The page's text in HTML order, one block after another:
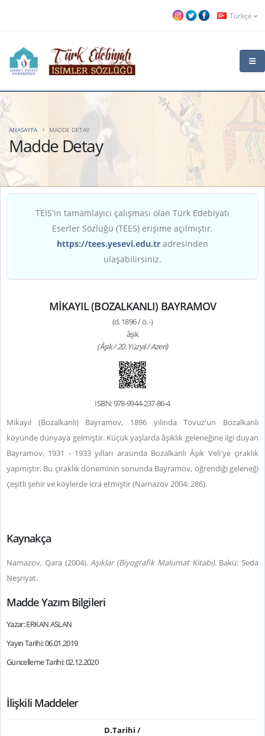
Türkçe
Madde Detay
ANASAYFA MADDE DETAY
TEİS'in tamamlayıcı çalışması olan Türk Edebiyatı
Eserler Sözlüğü (TEES) erişime açılmıştır.
https://tees.yesevi.edu.tr adresinden
ulaşabilirsiniz.
MİKAYIL (BOZALKANLI) BAYRAMOV
(d. 1896 / ö. -)
âşık
(Âşık / 20. Yüzyıl / Azeri)
ISBN: 978-9944-237-86-4
Mikayıl (Bozalkanlı) Bayramov, 1896 yılında Tovuz'un Bozalkanlı
köyünde dünyaya gelmiştir. Küçük yaşlarda âşıklık geleneğine ilgi duyan
Bayramov, 1931 - 1933 yılları arasında Bozalkanlı Âşık Veli'ye çıraklık
yapmıştır. Bu çıraklık döneminin sonunda Bayramov, öğrendiği geleneği
çeşitli şehir ve köylerde icra etmiştir (Namazov 2004: 286).
Kaynakça
Namazov, Qara (2004).Aşıklar (Biyografik Malumat Kitabı).Bakü: Seda
Neşriyat.
Madde Yazım Bilgileri
Yazar: ERKAN ASLAN
Yayın Tarihi: 06.01.2019
Güncelleme Tarihi: 02.12.2020
İlişkili Maddeler
D.Tarihi /